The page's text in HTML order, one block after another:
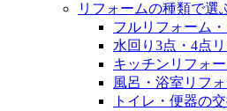
リフォームの種類で選
フルリフォーム
水回り3点・4点
キッチンリフォ
風呂・浴室リフ
トイレ・便器の